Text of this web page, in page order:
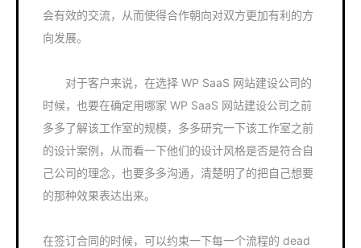
会有效的交流，从而使得合作朝向对双方更加有利的方
向发展。
对于客户来说，在选择 WP SaaS 网站建设公司的
时候，也要在确定用哪家 WP SaaS 网站建设公司之前
多多了解该工作室的规模，多多研究一下该工作室之前
的设计案例，从而看一下他们的设计风格是否是符合自
己公司的理念，也要多多沟通，清楚明了的把自己想要
的那种效果表达出来。
在签订合同的时候，可以约束一下每一个流程的 dead